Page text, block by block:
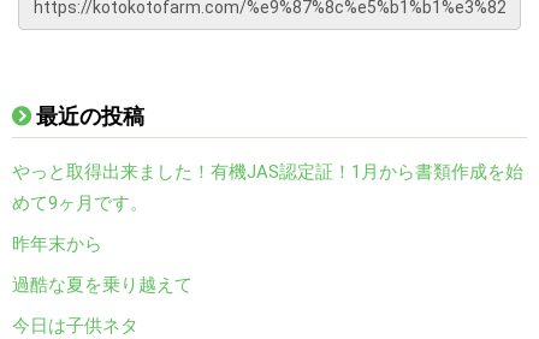
最近の投稿
やっと取得出来ました！有機JAS認定証！1月から書類作成を始
めて9ヶ月です。
昨年末から
過酷な夏を乗り越えて
今日は子供ネタ